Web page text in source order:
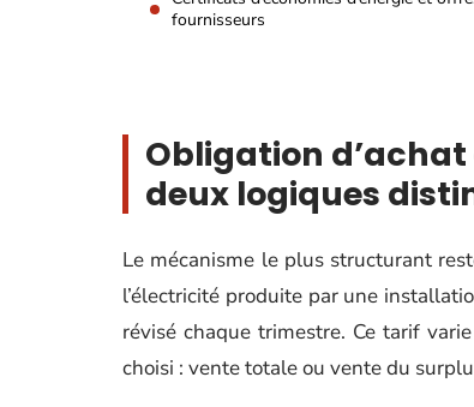
fournisseurs
Obligation
deux logiques
Le mécanisme le plus structurant
l’électricité produite par une
révisé chaque trimestre. Ce tarif
choisi : vente totale ou vente du